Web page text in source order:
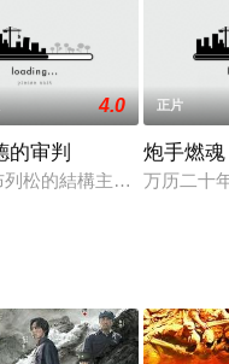
epic of World Wa
4.0
的审判
列松的結構主義代表作，
正片
炮手燃魂
万历二十